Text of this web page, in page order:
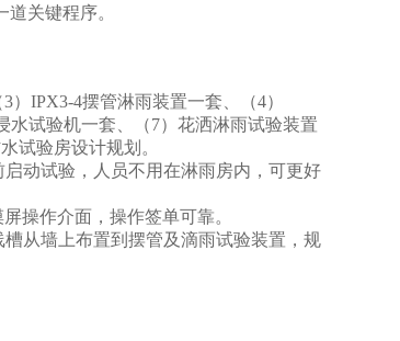
关键程序。
IPX3-4摆管淋雨装置一套、（4）
水试验机一套、（7）花洒淋雨试验装置
试验房设计规划。
动试验，人员不用在淋雨房内，可更好
操作介面，操作签单可靠。
从墙上布置到摆管及滴雨试验装置，规